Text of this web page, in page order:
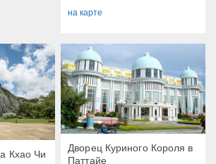
на карте
Кхао Чи
Дворец Куриного Короля в
Паттайе